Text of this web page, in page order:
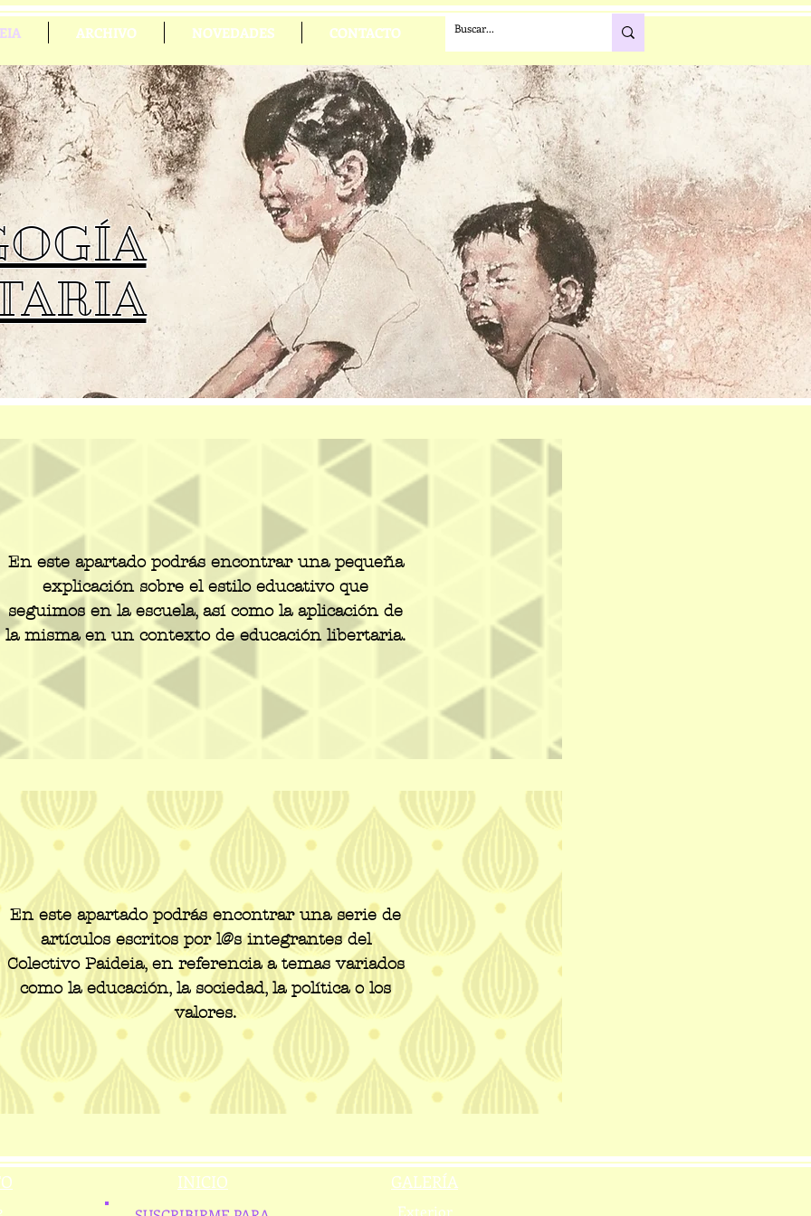
ARCHIVO NOVEDADES CONTACTO
En este apartado podrás encontrar una pequeña
explicación sobre el estilo educativo que
seguimos en la escuela, así como la aplicación de
la misma en un contexto de educación libertaria.
En este apartado podrás encontrar una serie de
artículos escritos por l@s integrantes del
Colectivo Paideia, en referencia a temas variados
como la educación, la sociedad, la política o los
valores.
INICIO GALERÍA
Exterior